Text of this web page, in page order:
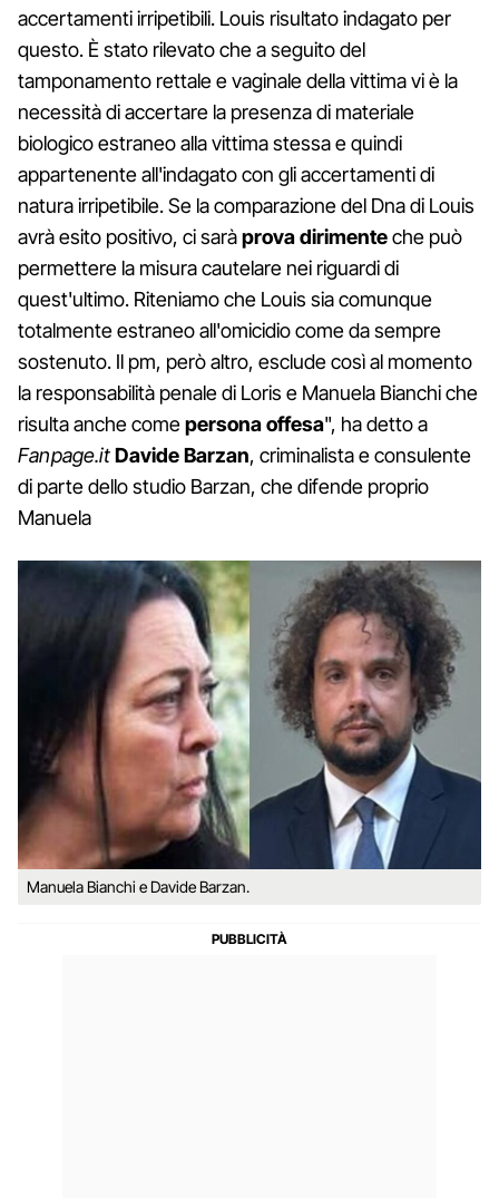
accertamenti irripetibili. Louis risultato indagato per
questo. È stato rilevato che a seguito del
tamponamento rettale e vaginale della vittima vi è la
necessità di accertare la presenza di materiale
biologico estraneo alla vittima stessa e quindi
appartenente all'indagato con gli accertamenti di
natura irripetibile. Se la comparazione del Dna di Louis
avrà esito positivo, ci saràprovadirimenteche può
permettere la misura cautelare nei riguardi di
quest'ultimo. Riteniamo che Louis sia comunque
totalmente estraneo all'omicidio come da sempre
sostenuto. Il pm, però altro, esclude così al momento
la responsabilità penale di Loris e Manuela Bianchi che
risulta anche comepersonaoffesa", ha detto a
Fanpage.itDavideBarzan, criminalista e consulente
di parte dello studio Barzan, che difende proprio
Manuela
Manuela Bianchi e Davide Barzan.